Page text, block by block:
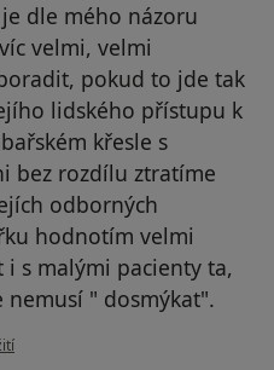
dle mého názoru
velmi, velmi
pokud to jde tak
lidského přístupu k
křesle s
bez rozdílu ztratíme
odborných
hodnotím velmi
s malými pacienty ta,
" dosmýkat".
Ing. Marie Židová